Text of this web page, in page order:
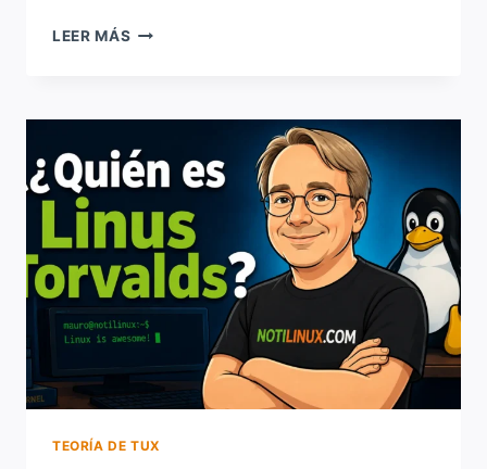
LEER MÁS DEBIAN
PROHIBIR
EL
CÓDIGO
GENERADO
POR
INTELIGENCIA
ARTIFICIAL
TEORÍA DE TUX